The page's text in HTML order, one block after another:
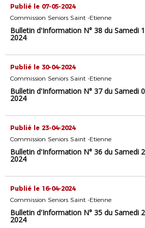
Publié le 07-05-2024
Commission Seniors Saint -Etienne
Bulletin d'Information N° 38 du Samedi
2024
Publié le 30-04-2024
Commission Seniors Saint -Etienne
Bulletin d'Information N° 37 du Samedi
2024
Publié le 23-04-2024
Commission Seniors Saint -Etienne
Bulletin d'Information N° 36 du Samedi
2024
Publié le 16-04-2024
Commission Seniors Saint -Etienne
Bulletin d'Information N° 35 du Samedi
2024